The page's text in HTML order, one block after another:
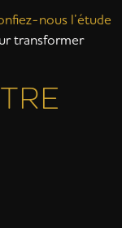
nous l’étude
transformer